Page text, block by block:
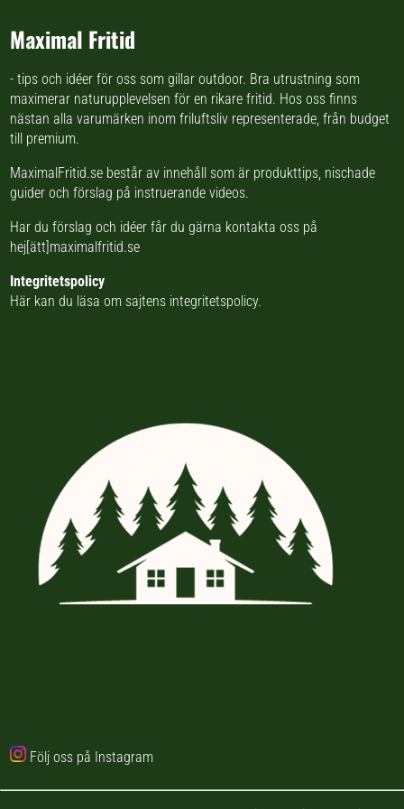
Maximal Fritid
- tips och idéer för oss som gillar outdoor. Bra utrustning som
maximerar naturupplevelsen för en rikare fritid. Hos oss finns
nästanalla varumärken inom friluftsliv representerade, från budget
till premium.
MaximalFritid.se består av innehåll som är produkttips, nischade
guider och förslag på instruerande videos.
Har du förslag och idéer får du gärna kontakta oss på
hej[ätt]maximalfritid.se
Integritetspolicy
Här kan du läsa om sajtens integritetspolicy.
Följ oss på Instagram